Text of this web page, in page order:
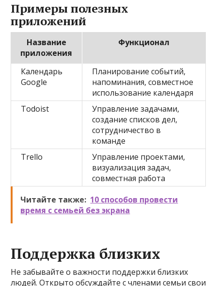
Примеры полезных
приложений
Название
приложения
Функционал
Календарь
Google
Планирование событий,
напоминания, совместное
использование календаря
Todoist
Управление задачами,
создание списков дел,
сотрудничество в
команде
Trello
Управление проектами,
визуализация задач,
совместная работа
Читайте также: 10 способов провести
время с семьей без экрана
Поддержка близких
Не забывайте о важности поддержки близких
людей. Открыто обсуждайте с членами семьи свои